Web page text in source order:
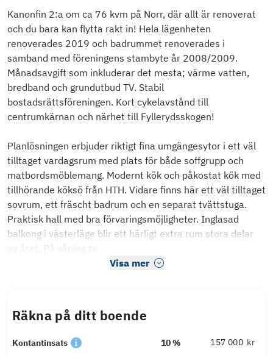
Kanonfin 2:a om ca 76 kvm på Norr, där allt är renoverat
och du bara kan flytta rakt in! Hela lägenheten
renoverades 2019 och badrummet renoverades i
samband med föreningens stambyte år 2008/2009.
Månadsavgift som inkluderar det mesta; värme vatten,
bredband och grundutbud TV. Stabil
bostadsrättsföreningen. Kort cykelavstånd till
centrumkärnan och närhet till Fyllerydsskogen!
Planlösningen erbjuder riktigt fina umgängesytor i ett väl
tilltaget vardagsrum med plats för både soffgrupp och
matbordsmöblemang. Modernt kök och påkostat kök med
tillhörande köksö från HTH. Vidare finns här ett väl tilltaget
sovrum, ett fräscht badrum och en separat tvättstuga.
Praktisk hall med bra förvaringsmöjligheter. Inglasad
balkong i västerläge blir ett härligt extra rum stora delar
av året. På våning tv
Visa mer
Räkna på ditt boende
Kontantinsats 10 % kr